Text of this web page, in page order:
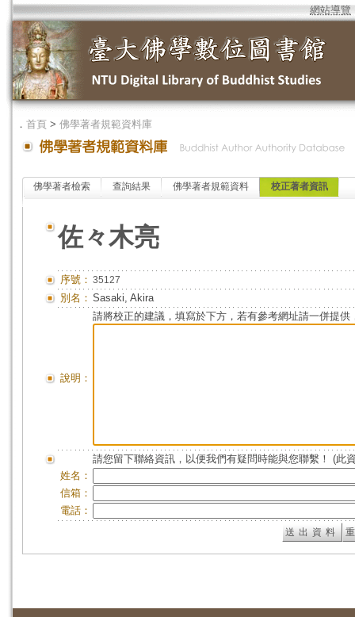
網站導覽
． 首頁 > 佛學著者規範資料庫
佛學著者檢索 查詢結果 佛學著者規範資料 校正著者資訊
佐々木亮
序號： 35127
別名： Sasaki, Akira
說明：
請將校正的建議，填寫於下方，若有參考網址請一併提供
請您留下聯絡資訊，以便我們有疑問時能與您聯繫！ (此
姓名：
信箱：
電話：